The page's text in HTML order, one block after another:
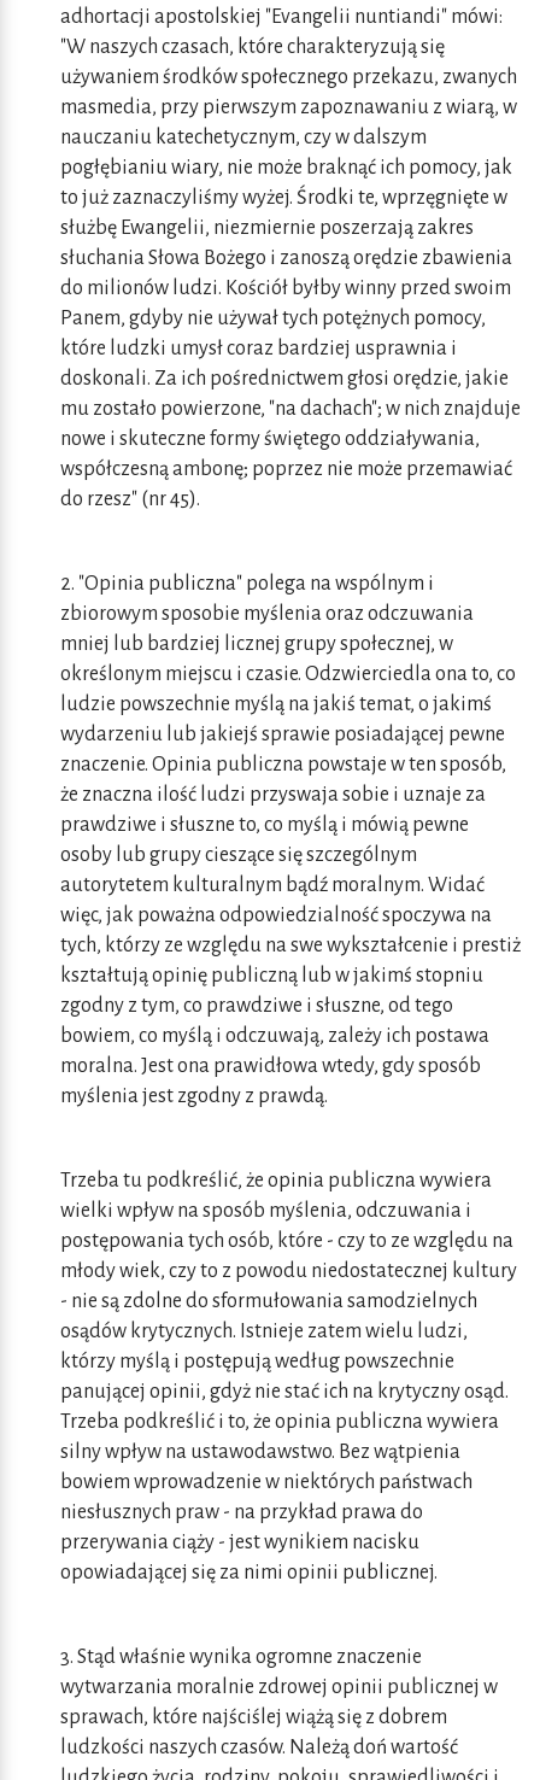
adhortacji apostolskiej "Evangelii nuntiandi" mówi:
"W naszych czasach, które charakteryzują się
używaniem środków społecznego przekazu, zwanych
masmedia, przy pierwszym zapoznawaniu z wiarą, w
nauczaniu katechetycznym, czy w dalszym
pogłębianiu wiary, nie może braknąć ich pomocy, jak
to już zaznaczyliśmy wyżej. Środki te, wprzęgnięte w
służbę Ewangelii, niezmiernie poszerzają zakres
słuchania Słowa Bożego i zanoszą orędzie zbawienia
do milionów ludzi. Kościół byłby winny przed swoim
Panem, gdyby nie używał tych potężnych pomocy,
które ludzki umysł coraz bardziej usprawnia i
doskonali. Za ich pośrednictwem głosi orędzie, jakie
mu zostało powierzone, "na dachach"; w nich znajduje
nowe i skuteczne formy świętego oddziaływania,
współczesną ambonę; poprzez nie może przemawiać
do rzesz" (nr 45).
2. "Opinia publiczna" polega na wspólnym i
zbiorowym sposobie myślenia oraz odczuwania
mniej lub bardziej licznej grupy społecznej, w
określonym miejscu i czasie. Odzwierciedla ona to, co
ludzie powszechnie myślą na jakiś temat, o jakimś
wydarzeniu lub jakiejś sprawie posiadającej pewne
znaczenie. Opinia publiczna powstaje w ten sposób,
że znaczna ilość ludzi przyswaja sobie i uznaje za
prawdziwe i słuszne to, co myślą i mówią pewne
osoby lub grupy cieszące się szczególnym
autorytetem kulturalnym bądź moralnym. Widać
więc, jak poważna odpowiedzialność spoczywa na
tych, którzy ze względu na swe wykształcenie i prestiż
kształtują opinię publiczną lub w jakimś stopniu
zgodny z tym, co prawdziwe i słuszne, od tego
bowiem, co myślą i odczuwają, zależy ich postawa
moralna. Jest ona prawidłowa wtedy, gdy sposób
myślenia jest zgodny z prawdą.
Trzeba tu podkreślić, że opinia publiczna wywiera
wielki wpływ na sposób myślenia, odczuwania i
postępowania tych osób, które - czy to ze względu na
młody wiek, czy to z powodu niedostatecznej kultury
- nie są zdolne do sformułowania samodzielnych
osądów krytycznych. Istnieje zatem wielu ludzi,
którzy myślą i postępują według powszechnie
panującej opinii, gdyż nie stać ich na krytyczny osąd.
Trzeba podkreślić i to, że opinia publiczna wywiera
silny wpływ na ustawodawstwo. Bez wątpienia
bowiem wprowadzenie w niektórych państwach
niesłusznych praw - na przykład prawa do
przerywania ciąży - jest wynikiem nacisku
opowiadającej się za nimi opinii publicznej.
3. Stąd właśnie wynika ogromne znaczenie
wytwarzania moralnie zdrowej opinii publicznej w
sprawach, które najściślej wiążą się z dobrem
ludzkości naszych czasów. Należą doń wartość